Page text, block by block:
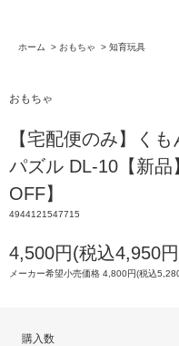
ホーム > おもちゃ > 知育玩具
おもちゃ
【宅配便のみ】く
パズル DL-10【新
OFF】
4944121547715
4,500円(税込4,950
メーカー希望小売価格 4,800円(税込
購入数